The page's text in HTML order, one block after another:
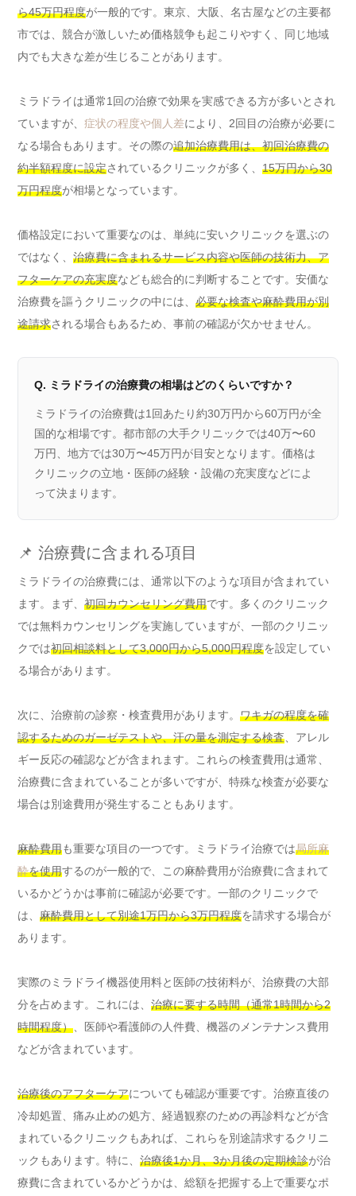
ら45万円程度が一般的です。東京、大阪、名古屋などの主要都
市では、競合が激しいため価格競争も起こりやすく、同じ地域
内でも大きな差が生じることがあります。
ミラドライは通常1回の治療で効果を実感できる方が多いとされ
ていますが、 症状の程度や個人差により、2回目の治療が必要に
なる場合もあります。その際の追加治療費用は、初回治療費の
約半額程度に設定されているクリニックが多く、 15万円から30
万円程度が相場となっています。
価格設定において重要なのは、単純に安いクリニックを選ぶの
ではなく、 治療費に含まれるサービス内容や医師の技術力、ア
フターケアの充実度なども総合的に判断することです。安価な
治療費を謳うクリニックの中には、 必要な検査や麻酔費用が別
途請求される場合もあるため、事前の確認が欠かせません。
Q. ミラドライの治療費の相場はどのくらいですか？
ミラドライの治療費は1回あたり約30万円から60万円が全
国的な相場です。都市部の大手クリニックでは40万〜60
万円、地方では30万〜45万円が目安となります。価格は
クリニックの立地・医師の経験・設備の充実度などによ
って決まります。
📌 治療費に含まれる項目
ミラドライの治療費には、通常以下のような項目が含まれてい
ます。まず、 初回カウンセリング費用です。多くのクリニック
では無料カウンセリングを実施していますが、一部のクリニッ
クでは初回相談料として3,000円から5,000円程度を設定してい
る場合があります。
次に、治療前の診察・検査費用があります。 ワキガの程度を確
認するためのガーゼテストや、汗の量を測定する検査、アレル
ギー反応の確認などが含まれます。これらの検査費用は通常、
治療費に含まれていることが多いですが、特殊な検査が必要な
場合は別途費用が発生することもあります。
麻酔費用も重要な項目の一つです。ミラドライ治療では局所麻
酔を使用するのが一般的で、この麻酔費用が治療費に含まれて
いるかどうかは事前に確認が必要です。一部のクリニックで
は、 麻酔費用として別途1万円から3万円程度を請求する場合が
あります。
実際のミラドライ機器使用料と医師の技術料が、治療費の大部
分を占めます。これには、 治療に要する時間（通常1時間から2
時間程度）、医師や看護師の人件費、機器のメンテナンス費用
などが含まれています。
治療後のアフターケアについても確認が重要です。治療直後の
冷却処置、痛み止めの処方、経過観察のための再診料などが含
まれているクリニックもあれば、これらを別途請求するクリニ
ックもあります。特に、 治療後1か月、3か月後の定期検診が治
療費に含まれているかどうかは、総額を把握する上で重要なポ